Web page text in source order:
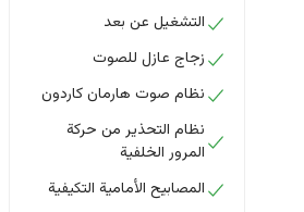
التشغيل عن بعد
زجاج عازل للصوت
نظام صوت هارمان كاردون
نظام التحذير من حركة
المرور الخلفية
المصابيح الأمامية التكيفية